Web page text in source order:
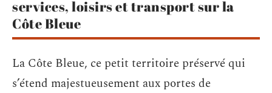
services, loisirs et transport sur la
Côte Bleue
La Côte Bleue, ce petit territoire préservé qui
s’étend majestueusement aux portes de